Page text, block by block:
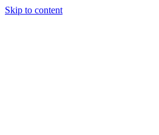
Skip to content